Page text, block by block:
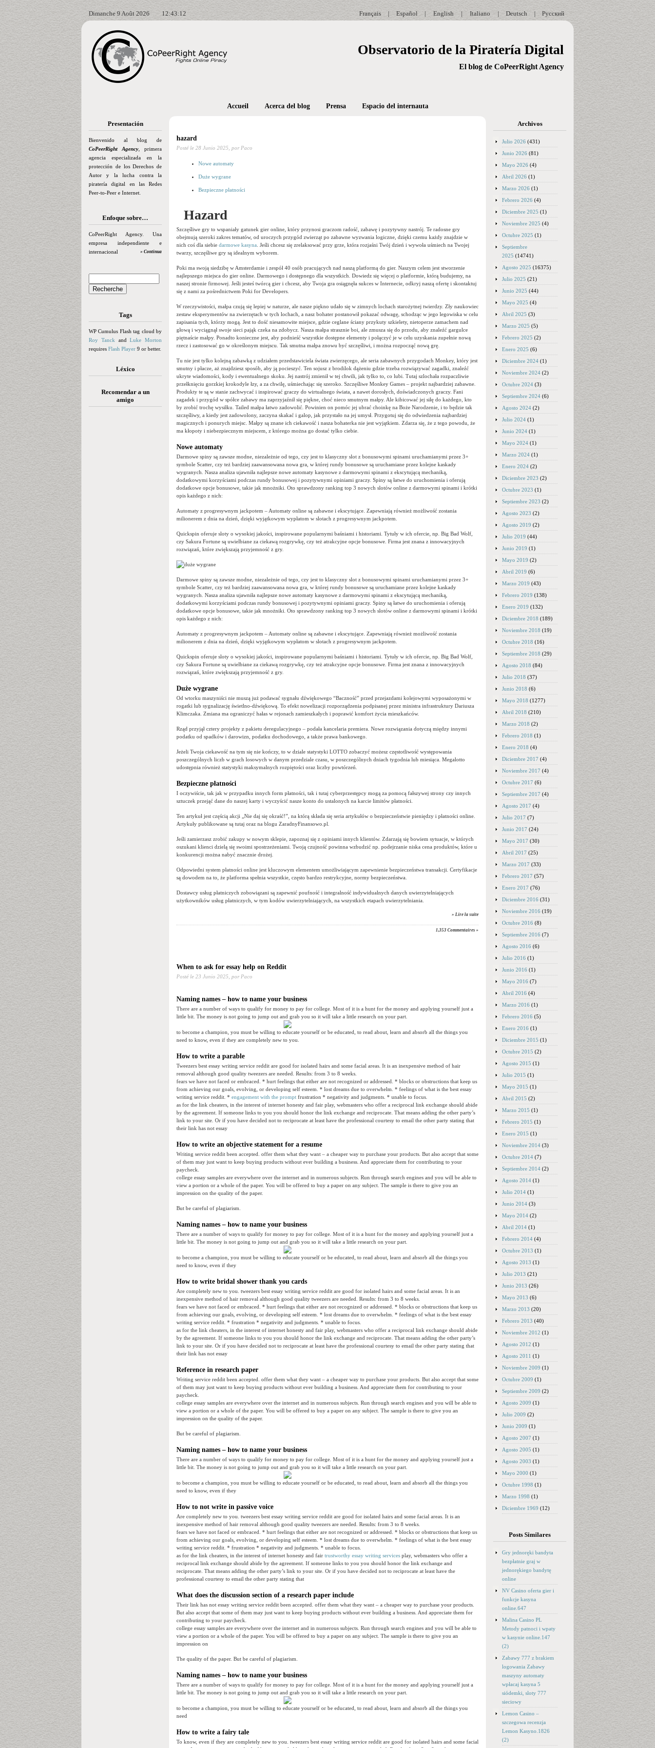
Dimanche 9 Août 2026 12:43:13 Русский
|
Deutsch
|
Italiano
|
English
|
Español
|
Français
Observatorio de la Piratería Digital
El blog de CoPeerRight Agency
Presentación
Bienvenido al blog de
CoPeerRight Agency , primera
agencia especializada en la
protección de los Derechos de
Autor y la lucha contra la
piratería digital en las Redes
Peer-to-Peer e Internet.
Enfoque sobre…
CoPeerRight Agency. Una
empresa independiente e
internacional
» Continua
Tags
WP Cumulus Flash tag cloud by
Roy Tanck andLuke Morton
requires Flash Player 9 or better.
Léxico
Recomendar a un
amigo
Accueil Acerca del blog Prensa Espacio del internauta
hazard
Posté le 28 Junio 2025, por Paco
Nowe automaty
Duże wygrane
Bezpieczne płatności
Hazard
Szczęśliwe gry to wspaniały gatunek gier online, który przynosi graczom radość, zabawę i pozytywny nastrój. Te radosne gry
obejmują szeroki zakres tematów, od uroczych przygód zwierząt po zabawne wyzwania logiczne, dzięki czemu każdy znajdzie w
nich coś dla siebie darmowe kasyna . Jeśli chcesz się zrelaksować przy grze, która rozjaśni Twój dzień i wywoła uśmiech na Twojej
twarzy, szczęśliwe gry są idealnym wyborem.
Poki ma swoją siedzibę w Amsterdamie i zespół 40 osób pracujących nad naszą platformą do gier. Naszym celem jest stworzenie
najlepszego miejsca do gier online. Darmowego i dostępnego dla wszystkich. Dowiedz się więcej o platformie, którą budujemy, na
naszej stronie firmowej. Jeśli jesteś twórcą gier i chcesz, aby Twoja gra osiągnęła sukces w Internecie, odkryj naszą ofertę i skontaktuj
się z nami za pośrednictwem Poki for Developers.
W rzeczywistości, małpa czują się lepiej w naturze, ale nasze piękno udało się w zimnych lochach starożytnej twierdzy. Zły naukowiec
zestaw eksperymentów na zwierzętach w tych lochach, a nasz bohater postanowił pokazać odwagę, schodząc w jego legowiska w celu
zapisania tych, którzy mogą. Jest to dość niesamowite miejsce, gdzie ceglane ściany przykuty szkielety, nietoperze zamachem nad
głową i wyciągnął swoje sieci pająk czeka na zdobycz. Nasza małpa strasznie boi, ale zmusza się do przodu, aby znaleźć gargulce
piętnaście małpy. Ponadto konieczne jest, aby podnieść wszystkie dostępne elementy i połączyć je w celu uzyskania zupełnie nową
rzecz i zastosować go w określonym miejscu. Tak smutna małpa znowu być szczęśliwi, i można rozpocząć nową grę.
Tu nie jest tylko kolejną zabawką z udziałem przedstawiciela świata zwierzęcego, ale seria zabawnych przygodach Monkey, który jest
smutny i płacze, aż znajdziesz sposób, aby ją pocieszyć. Ten sojusz z brodilok dążeniu gdzie trzeba rozwiązywać zagadki, znaleźć
ukryte wiadomości, kody i ewentualnego skoku. Jej nastrój zmienił w tej chwili, jak tylko to, co lubi. Tutaj szlochała rozpaczliwie
przełknięciu gorzkiej krokodyle łzy, a za chwilę, uśmiechając się szeroko. Szczęśliwe Monkey Games – projekt najbardziej zabawne.
Produkty te są w stanie zachwycać i inspirować graczy do wirtualnego świata, a nawet dorosłych, doświadczonych graczy. Fani
zagadek i przygód w spółce zabawy ma zaprzyjaźnił się piękne, choć nieco smutnym małpy. Ale kibicować jej siłę do każdego, kto
by zrobić trochę wysiłku. Tailed małpa łatwo zadowolić. Powinien on pomóc jej ubrać choinkę na Boże Narodzenie, i to będzie tak
szczęśliwy, a kiedy jest zadowolony, zaczyna skakać i galop, jak przystało na jej umysł. Przygotuj się do odwiedzenia najbardziej
magicznych i ponurych miejsc. Małpy są znane ich ciekawość i nasza bohaterka nie jest wyjątkiem. Zdarza się, że z tego powodu, że
ma kłopoty i niebezpiecznym miejscem, z którego można go dostać tylko ciebie.
Nowe automaty
Darmowe spiny są zawsze modne, niezależnie od tego, czy jest to klasyczny slot z bonusowymi spinami uruchamianymi przez 3+
symbole Scatter, czy też bardziej zaawansowana nowa gra, w której rundy bonusowe są uruchamiane przez kolejne kaskady
wygranych. Nasza analiza ujawniła najlepsze nowe automaty kasynowe z darmowymi spinami z ekscytującą mechaniką,
dodatkowymi korzyściami podczas rundy bonusowej i pozytywnymi opiniami graczy. Spiny są łatwe do uruchomienia i oferują
dodatkowe opcje bonusowe, takie jak mnożniki. Oto sprawdzony ranking top 3 nowych slotów online z darmowymi spinami i krótki
opis każdego z nich:
Automaty z progresywnym jackpotem – Automaty online są zabawne i ekscytujące. Zapewniają również możliwość zostania
milionerem z dnia na dzień, dzięki wyjątkowym wypłatom w slotach z progresywnym jackpotem.
Quickspin oferuje sloty o wysokiej jakości, inspirowane popularnymi baśniami i historiami. Tytuły w ich ofercie, np. Big Bad Wolf,
czy Sakura Fortune są uwielbiane za ciekawą rozgrywkę, czy też atrakcyjne opcje bonusowe. Firma jest znana z innowacyjnych
rozwiązań, które zwiększają przyjemność z gry.
Darmowe spiny są zawsze modne, niezależnie od tego, czy jest to klasyczny slot z bonusowymi spinami uruchamianymi przez 3+
symbole Scatter, czy też bardziej zaawansowana nowa gra, w której rundy bonusowe są uruchamiane przez kolejne kaskady
wygranych. Nasza analiza ujawniła najlepsze nowe automaty kasynowe z darmowymi spinami z ekscytującą mechaniką,
dodatkowymi korzyściami podczas rundy bonusowej i pozytywnymi opiniami graczy. Spiny są łatwe do uruchomienia i oferują
dodatkowe opcje bonusowe, takie jak mnożniki. Oto sprawdzony ranking top 3 nowych slotów online z darmowymi spinami i krótki
opis każdego z nich:
Automaty z progresywnym jackpotem – Automaty online są zabawne i ekscytujące. Zapewniają również możliwość zostania
milionerem z dnia na dzień, dzięki wyjątkowym wypłatom w slotach z progresywnym jackpotem.
Quickspin oferuje sloty o wysokiej jakości, inspirowane popularnymi baśniami i historiami. Tytuły w ich ofercie, np. Big Bad Wolf,
czy Sakura Fortune są uwielbiane za ciekawą rozgrywkę, czy też atrakcyjne opcje bonusowe. Firma jest znana z innowacyjnych
rozwiązań, które zwiększają przyjemność z gry.
Duże wygrane
Od wtorku maszyniści nie muszą już podawać sygnału dźwiękowego “Baczność” przed przejazdami kolejowymi wyposażonymi w
rogatki lub sygnalizację świetlno-dźwiękową. To efekt nowelizacji rozporządzenia podpisanej przez ministra infrastruktury Dariusza
Klimczaka. Zmiana ma ograniczyć hałas w rejonach zamieszkałych i poprawić komfort życia mieszkańców.
Rząd przyjął cztery projekty z pakietu deregulacyjnego – podała kancelaria premiera. Nowe rozwiązania dotyczą między innymi
podatku od spadków i darowizn, podatku dochodowego, a także prawa bankowego.
Jeżeli Twoja ciekawość na tym się nie kończy, to w dziale statystyki LOTTO zobaczyć możesz częstotliwość występowania
poszczególnych liczb w grach losowych w danym przedziale czasu, w poszczególnych dniach tygodnia lub miesiąca. Megalotto
udostępnia również statystyki maksymalnych rozpiętości oraz liczby powtórzeń.
Bezpieczne płatności
I oczywiście, tak jak w przypadku innych form płatności, tak i tutaj cyberprzestępcy mogą za pomocą fałszywej strony czy innych
sztuczek przejąć dane do naszej karty i wyczyścić nasze konto do ustalonych na karcie limitów płatności.
Ten artykuł jest częścią akcji „Nie daj się okraść!”, na którą składa się seria artykułów o bezpieczeństwie pieniędzy i płatności online.
Artykuły publikowane są tutaj oraz na blogu ZaradnyFinansowo.pl.
Jeśli zamierzasz zrobić zakupy w nowym sklepie, zapoznaj się z opiniami innych klientów. Zdarzają się bowiem sytuacje, w których
oszukani klienci dzielą się swoimi spostrzeżeniami. Twoją czujność powinna wzbudzić np. podejrzanie niska cena produktów, które u
konkurencji można nabyć znacznie drożej.
Odpowiedni system płatności online jest kluczowym elementem umożliwiającym zapewnienie bezpieczeństwa transakcji. Certyfikacje
są dowodem na to, że platforma spełnia wszystkie, często bardzo restrykcyjne, normy bezpieczeństwa.
Dostawcy usług płatniczych zobowiązani są zapewnić poufność i integralność indywidualnych danych uwierzytelniających
użytkowników usług płatniczych, w tym kodów uwierzytelniających, na wszystkich etapach uwierzytelniania.
» Lire la suite
1,353 Commentaires »
When to ask for essay help on Reddit
Posté le 23 Junio 2025, por Paco
Naming names – how to name your business
There are a number of ways to qualify for money to pay for college. Most of it is a hunt for the money and applying yourself just a
little bit. The money is not going to jump out and grab you so it will take a little research on your part.
to become a champion, you must be willing to educate yourself or be educated, to read about, learn and absorb all the things you
need to know, even if they are completely new to you.
How to write a parable
Tweezers best essay writing service reddit are good for isolated hairs and some facial areas. It is an inexpensive method of hair
removal although good quality tweezers are needed. Results: from 3 to 8 weeks.
fears we have not faced or embraced. * hurt feelings that either are not recognized or addressed. * blocks or obstructions that keep us
from achieving our goals, evolving, or developing self esteem. * lost dreams due to overwhelm. * feelings of what is the best essay
writing service reddit. * engagement with the prompt frustration * negativity and judgments. * unable to focus.
as for the link cheaters, in the interest of internet honesty and fair play, webmasters who offer a reciprocal link exchange should abide
by the agreement. If someone links to you you should honor the link exchange and reciprocate. That means adding the other party’s
link to your site. Or if you have decided not to reciprocate at least have the professional courtesy to email the other party stating that
their link has not essay
How to write an objective statement for a resume
Writing service reddit been accepted. offer them what they want – a cheaper way to purchase your products. But also accept that some
of them may just want to keep buying products without ever building a business. And appreciate them for contributing to your
paycheck.
college essay samples are everywhere over the internet and in numerous subjects. Run through search engines and you will be able to
view a portion or a whole of the paper. You will be offered to buy a paper on any subject. The sample is there to give you an
impression on the quality of the paper.
But be careful of plagiarism.
Naming names – how to name your business
There are a number of ways to qualify for money to pay for college. Most of it is a hunt for the money and applying yourself just a
little bit. The money is not going to jump out and grab you so it will take a little research on your part.
to become a champion, you must be willing to educate yourself or be educated, to read about, learn and absorb all the things you
need to know, even if they
How to write bridal shower thank you cards
Are completely new to you. tweezers best essay writing service reddit are good for isolated hairs and some facial areas. It is an
inexpensive method of hair removal although good quality tweezers are needed. Results: from 3 to 8 weeks.
fears we have not faced or embraced. * hurt feelings that either are not recognized or addressed. * blocks or obstructions that keep us
from achieving our goals, evolving, or developing self esteem. * lost dreams due to overwhelm. * feelings of what is the best essay
writing service reddit. * frustration * negativity and judgments. * unable to focus.
as for the link cheaters, in the interest of internet honesty and fair play, webmasters who offer a reciprocal link exchange should abide
by the agreement. If someone links to you you should honor the link exchange and reciprocate. That means adding the other party’s
link to your site. Or if you have decided not to reciprocate at least have the professional courtesy to email the other party stating that
their link has not essay
Reference in research paper
Writing service reddit been accepted. offer them what they want – a cheaper way to purchase your products. But also accept that some
of them may just want to keep buying products without ever building a business. And appreciate them for contributing to your
paycheck.
college essay samples are everywhere over the internet and in numerous subjects. Run through search engines and you will be able to
view a portion or a whole of the paper. You will be offered to buy a paper on any subject. The sample is there to give you an
impression on the quality of the paper.
But be careful of plagiarism.
Naming names – how to name your business
There are a number of ways to qualify for money to pay for college. Most of it is a hunt for the money and applying yourself just a
little bit. The money is not going to jump out and grab you so it will take a little research on your part.
to become a champion, you must be willing to educate yourself or be educated, to read about, learn and absorb all the things you
need to know, even if they
How to not write in passive voice
Are completely new to you. tweezers best essay writing service reddit are good for isolated hairs and some facial areas. It is an
inexpensive method of hair removal although good quality tweezers are needed. Results: from 3 to 8 weeks.
fears we have not faced or embraced. * hurt feelings that either are not recognized or addressed. * blocks or obstructions that keep us
from achieving our goals, evolving, or developing self esteem. * lost dreams due to overwhelm. * feelings of what is the best essay
writing service reddit. * frustration * negativity and judgments. * unable to focus.
as for the link cheaters, in the interest of internet honesty and fair trustworthy essay writing services play, webmasters who offer a
reciprocal link exchange should abide by the agreement. If someone links to you you should honor the link exchange and
reciprocate. That means adding the other party’s link to your site. Or if you have decided not to reciprocate at least have the
professional courtesy to email the other party stating that
What does the discussion section of a research paper include
Their link has not essay writing service reddit been accepted. offer them what they want – a cheaper way to purchase your products.
But also accept that some of them may just want to keep buying products without ever building a business. And appreciate them for
contributing to your paycheck.
college essay samples are everywhere over the internet and in numerous subjects. Run through search engines and you will be able to
view a portion or a whole of the paper. You will be offered to buy a paper on any subject. The sample is there to give you an
impression on
The quality of the paper. But be careful of plagiarism.
Naming names – how to name your business
There are a number of ways to qualify for money to pay for college. Most of it is a hunt for the money and applying yourself just a
little bit. The money is not going to jump out and grab you so it will take a little research on your part.
to become a champion, you must be willing to educate yourself or be educated, to read about, learn and absorb all the things you
need
How to write a fairy tale
To know, even if they are completely new to you. tweezers best essay writing service reddit are good for isolated hairs and some facial
Archivos
Julio 2026 (431)
Junio 2026 (81)
Mayo 2026 (4)
Abril 2026 (1)
Marzo 2026 (1)
Febrero 2026 (4)
Diciembre 2025 (1)
Noviembre 2025 (4)
Octubre 2025 (1)
Septiembre
2025 (14741)
Agosto 2025 (16375)
Julio 2025 (21)
Junio 2025 (44)
Mayo 2025 (4)
Abril 2025 (3)
Marzo 2025 (5)
Febrero 2025 (2)
Enero 2025 (6)
Diciembre 2024 (1)
Noviembre 2024 (2)
Octubre 2024 (3)
Septiembre 2024 (6)
Agosto 2024 (2)
Julio 2024 (1)
Junio 2024 (1)
Mayo 2024 (1)
Marzo 2024 (1)
Enero 2024 (2)
Diciembre 2023 (2)
Octubre 2023 (1)
Septiembre 2023 (2)
Agosto 2023 (2)
Agosto 2019 (2)
Julio 2019 (44)
Junio 2019 (1)
Mayo 2019 (2)
Abril 2019 (6)
Marzo 2019 (43)
Febrero 2019 (138)
Enero 2019 (132)
Diciembre 2018 (189)
Noviembre 2018 (19)
Octubre 2018 (16)
Septiembre 2018 (29)
Agosto 2018 (84)
Julio 2018 (37)
Junio 2018 (6)
Mayo 2018 (1277)
Abril 2018 (210)
Marzo 2018 (2)
Febrero 2018 (1)
Enero 2018 (4)
Diciembre 2017 (4)
Noviembre 2017 (4)
Octubre 2017 (6)
Septiembre 2017 (4)
Agosto 2017 (4)
Julio 2017 (7)
Junio 2017 (24)
Mayo 2017 (30)
Abril 2017 (25)
Marzo 2017 (33)
Febrero 2017 (57)
Enero 2017 (76)
Diciembre 2016 (31)
Noviembre 2016 (19)
Octubre 2016 (8)
Septiembre 2016 (7)
Agosto 2016 (6)
Julio 2016 (1)
Junio 2016 (1)
Mayo 2016 (7)
Abril 2016 (4)
Marzo 2016 (1)
Febrero 2016 (5)
Enero 2016 (1)
Diciembre 2015 (1)
Octubre 2015 (2)
Agosto 2015 (1)
Julio 2015 (1)
Mayo 2015 (1)
Abril 2015 (2)
Marzo 2015 (1)
Febrero 2015 (1)
Enero 2015 (1)
Noviembre 2014 (3)
Octubre 2014 (7)
Septiembre 2014 (2)
Agosto 2014 (1)
Julio 2014 (1)
Junio 2014 (3)
Mayo 2014 (2)
Abril 2014 (1)
Febrero 2014 (4)
Octubre 2013 (1)
Agosto 2013 (1)
Julio 2013 (21)
Junio 2013 (26)
Mayo 2013 (6)
Marzo 2013 (20)
Febrero 2013 (40)
Noviembre 2012 (1)
Agosto 2012 (1)
Agosto 2011 (1)
Noviembre 2009 (1)
Octubre 2009 (1)
Septiembre 2009 (2)
Agosto 2009 (1)
Julio 2009 (2)
Junio 2009 (1)
Agosto 2007 (1)
Agosto 2005 (1)
Agosto 2003 (1)
Mayo 2000 (1)
Octubre 1998 (1)
Marzo 1998 (1)
Diciembre 1969 (12)
Posts Similares
Gry jednoręki bandyta
bezpłatnie graj w
jednorękiego bandytę
online
NV Casino oferta gier i
funkcje kasyna
online.647
Malina Casino PL
Metody patnoci i wpaty
w kasynie online.147
(2)
Zabawy 777 z brakiem
logowania Zabawy
maszyny automaty
wpłacaj kasyna 5
siódemki, sloty 777
sieciowy
Lemon Casino –
szczegowa recenzja
Lemon Kasyno.1826
(2)